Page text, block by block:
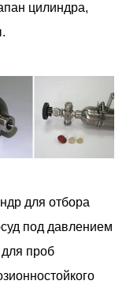
цилиндра,
для отбора
под давлением
проб